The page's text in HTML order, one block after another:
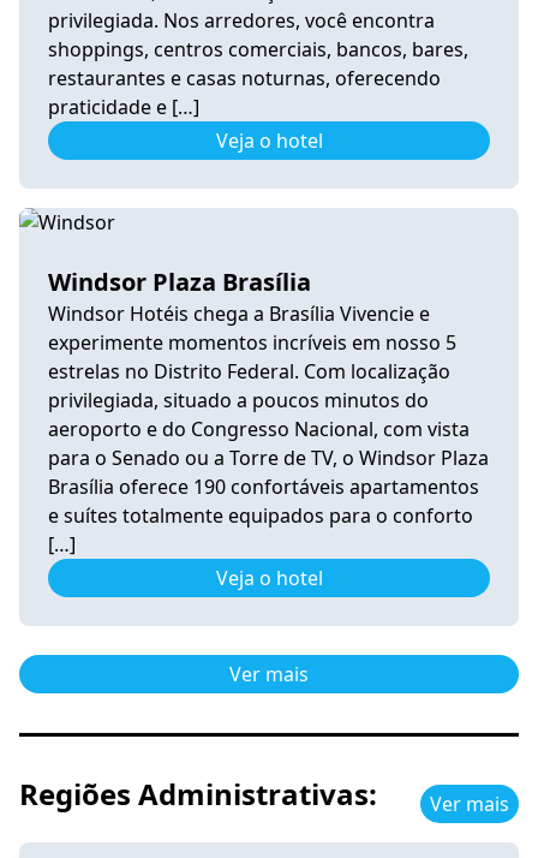
privilegiada. Nos arredores, você encontra
shoppings, centros comerciais, bancos, bares,
restaurantes e casas noturnas, oferecendo
praticidade e […]
Veja o hotel
Windsor Plaza Brasília
Windsor Hotéis chega a Brasília Vivencie e
experimente momentos incríveis em nosso 5
estrelas no Distrito Federal. Com localização
privilegiada, situado a poucos minutos do
aeroporto e do Congresso Nacional, com vista
para o Senado ou a Torre de TV, o Windsor Plaza
Brasília oferece 190 confortáveis apartamentos
e suítes totalmente equipados para o conforto
[…]
Veja o hotel
Ver mais
Regiões Administrativas: Ver mais